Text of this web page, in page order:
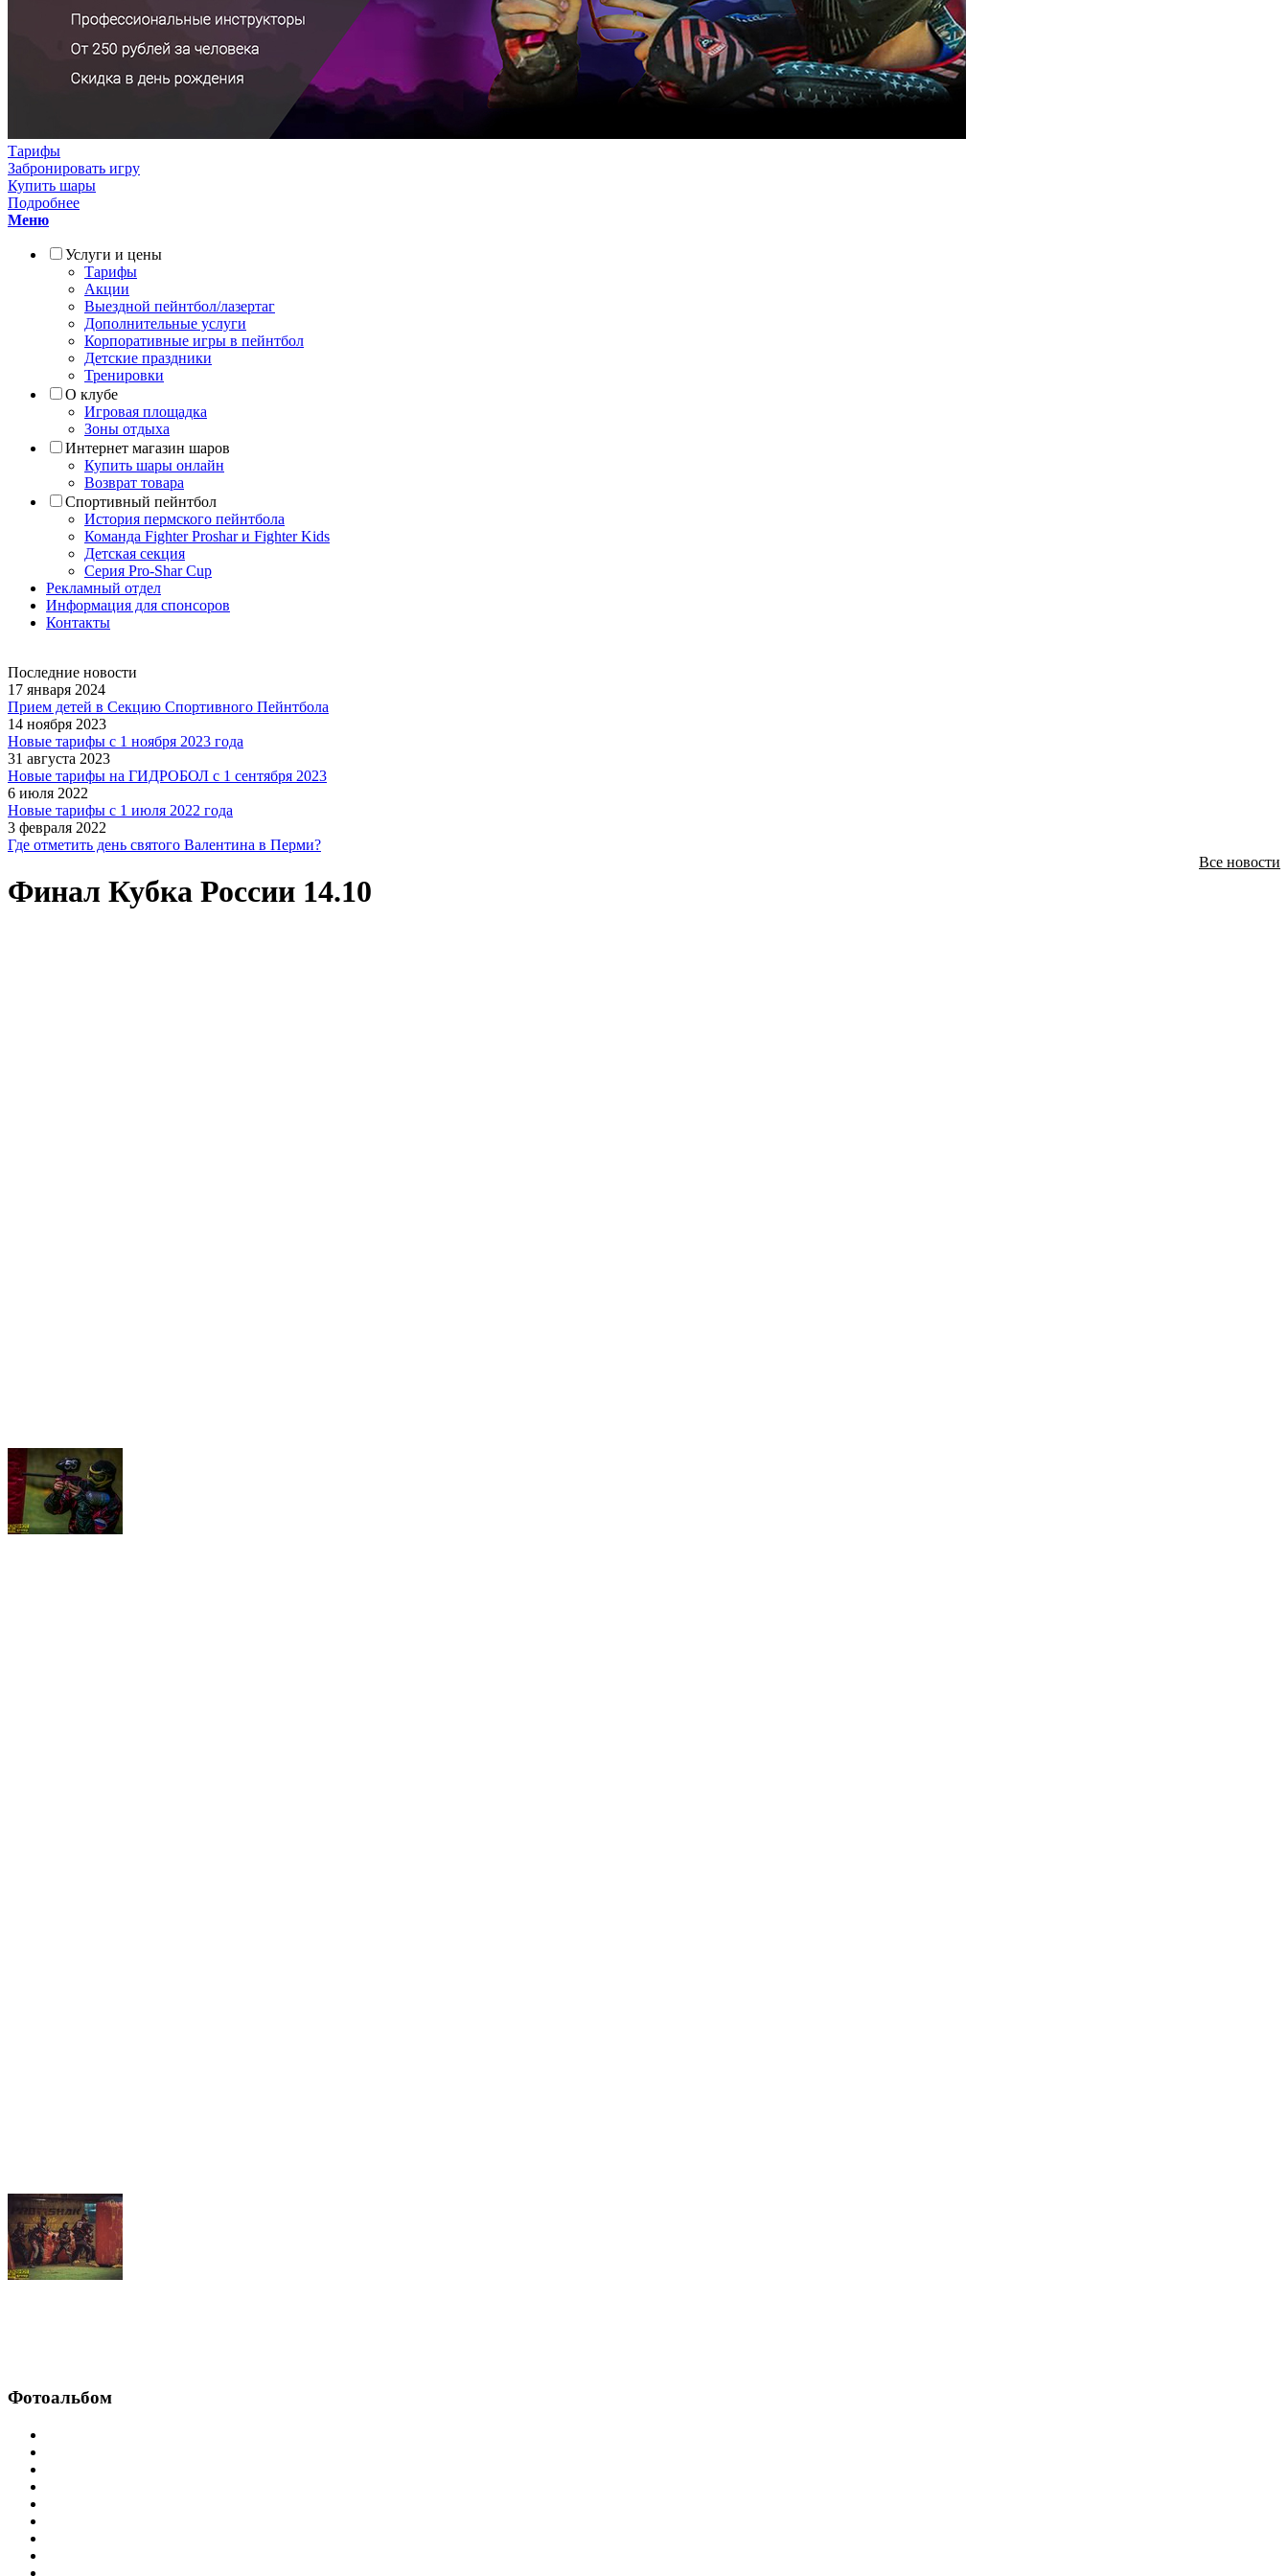
Тарифы
Забронировать игру
Купить шары
Подробнее
Меню
Услуги и цены
Тарифы
Акции
Выездной пейнтбол/лазертаг
Дополнительные услуги
Корпоративные игры в пейнтбол
Детские праздники
Тренировки
О клубе
Игровая площадка
Зоны отдыха
Интернет магазин шаров
Купить шары онлайн
Возврат товара
Спортивный пейнтбол
История пермского пейнтбола
Команда Fighter Proshar и Fighter Kids
Детская секция
Серия Pro-Shar Cup
Рекламный отдел
Информация для спонсоров
Контакты
Последние новости
17 января 2024
Прием детей в Секцию Спортивного Пейнтбола
14 ноября 2023
Новые тарифы с 1 ноября 2023 года
31 августа 2023
Новые тарифы на ГИДРОБОЛ с 1 сентября 2023
6 июля 2022
Новые тарифы с 1 июля 2022 года
3 февраля 2022
Где отметить день святого Валентина в Перми?
Все новости
Финал Кубка России 14.10
Фотоальбом